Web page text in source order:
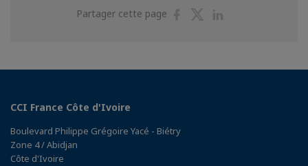
Partager cette page
PartagerPartager
CCI France Côte d'Ivoire
Boulevard Philippe Grégoire Yacé - Biétry
Zone 4 / Abidjan
Côte d'Ivoire